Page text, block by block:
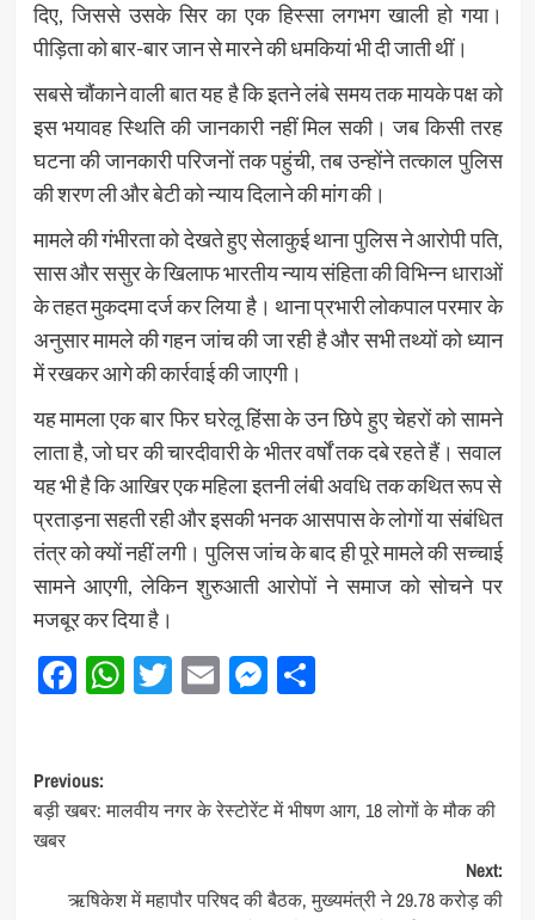
दिए, जिससे उसके सिर का एक हिस्सा लगभग खाली हो गया।
पीड़िता को बार-बार जान से मारने की धमकियां भी दी जाती थीं।
सबसे चौंकाने वाली बात यह है कि इतने लंबे समय तक मायके पक्ष को
इस भयावह स्थिति की जानकारी नहीं मिल सकी। जब किसी तरह
घटना की जानकारी परिजनों तक पहुंची, तब उन्होंने तत्काल पुलिस
की शरण ली और बेटी को न्याय दिलाने की मांग की।
मामले की गंभीरता को देखते हुए सेलाकुई थाना पुलिस ने आरोपी पति,
सास और ससुर के खिलाफ भारतीय न्याय संहिता की विभिन्न धाराओं
के तहत मुकदमा दर्ज कर लिया है। थाना प्रभारी लोकपाल परमार के
अनुसार मामले की गहन जांच की जा रही है और सभी तथ्यों को ध्यान
में रखकर आगे की कार्रवाई की जाएगी।
यह मामला एक बार फिर घरेलू हिंसा के उन छिपे हुए चेहरों को सामने
लाता है, जो घर की चारदीवारी के भीतर वर्षों तक दबे रहते हैं। सवाल
यह भी है कि आखिर एक महिला इतनी लंबी अवधि तक कथित रूप से
प्रताड़ना सहती रही और इसकी भनक आसपास के लोगों या संबंधित
तंत्र को क्यों नहीं लगी। पुलिस जांच के बाद ही पूरे मामले की सच्चाई
सामने आएगी, लेकिन शुरुआती आरोपों ने समाज को सोचने पर
मजबूर कर दिया है।
Facebook
WhatsApp
Twitter
EmailMessenger
Share
Post
navigation
Previous:
बड़ी खबर: मालवीय नगर के रेस्टोरेंट में भीषण आग, 18 लोगों के मौक की
खबर
Next:
ऋषिकेश में महापौर परिषद की बैठक, मुख्यमंत्री ने 29.78 करोड़ की